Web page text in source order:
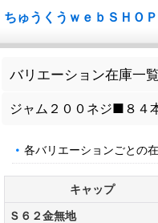
ちゅうくうｗｅｂＳＨＯＰ
バリエーション在庫一覧
ジャム２００ネジ■８４
各バリエーションごとの
キャップ
Ｓ６２金無地